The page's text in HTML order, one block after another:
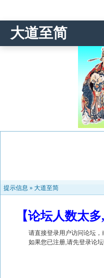
大道至简
提示信息 » 大道至简
【论坛人数太
请直接登录用户访问论坛，
如果您已注册,请先登录论